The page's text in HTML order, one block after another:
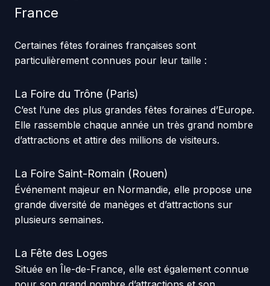
France
Certaines fêtes foraines françaises sont
particulièrement connues pour leur taille :
La Foire du Trône (Paris)
C’est l’une des plus grandes fêtes foraines d’Europe.
Elle rassemble chaque année un très grand nombre
d’attractions et attire des millions de visiteurs.
La Foire Saint-Romain (Rouen)
Événement majeur en Normandie, elle propose une
grande diversité de manèges et d’attractions sur
plusieurs semaines.
La Fête des Loges
Située en Île-de-France, elle est également connue